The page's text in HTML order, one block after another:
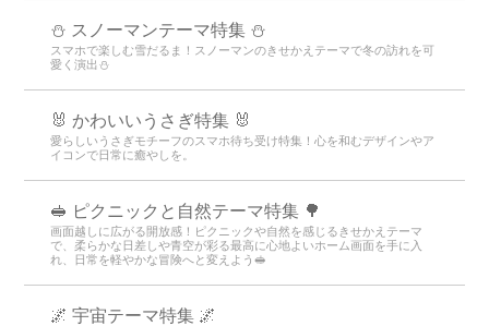
⛄ スノーマンテーマ特集 ⛄
スマホで楽しむ雪だるま！スノーマンのきせかえテーマで冬の訪れを可
愛く演出⛄
🐰 かわいいうさぎ特集 🐰
愛らしいうさぎモチーフのスマホ待ち受け特集！心を和むデザインやア
イコンで日常に癒やしを。
🥪 ピクニックと自然テーマ特集 🌳
画面越しに広がる開放感！ピクニックや自然を感じるきせかえテーマ
で、柔らかな日差しや青空が彩る最高に心地よいホーム画面を手に入
れ、日常を軽やかな冒険へと変えよう🥪
🌌 宇宙テーマ特集 🌌